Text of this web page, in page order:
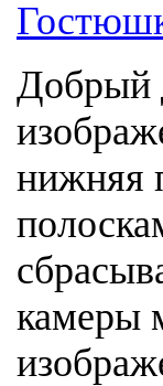
Добрый
нижняя
камеры